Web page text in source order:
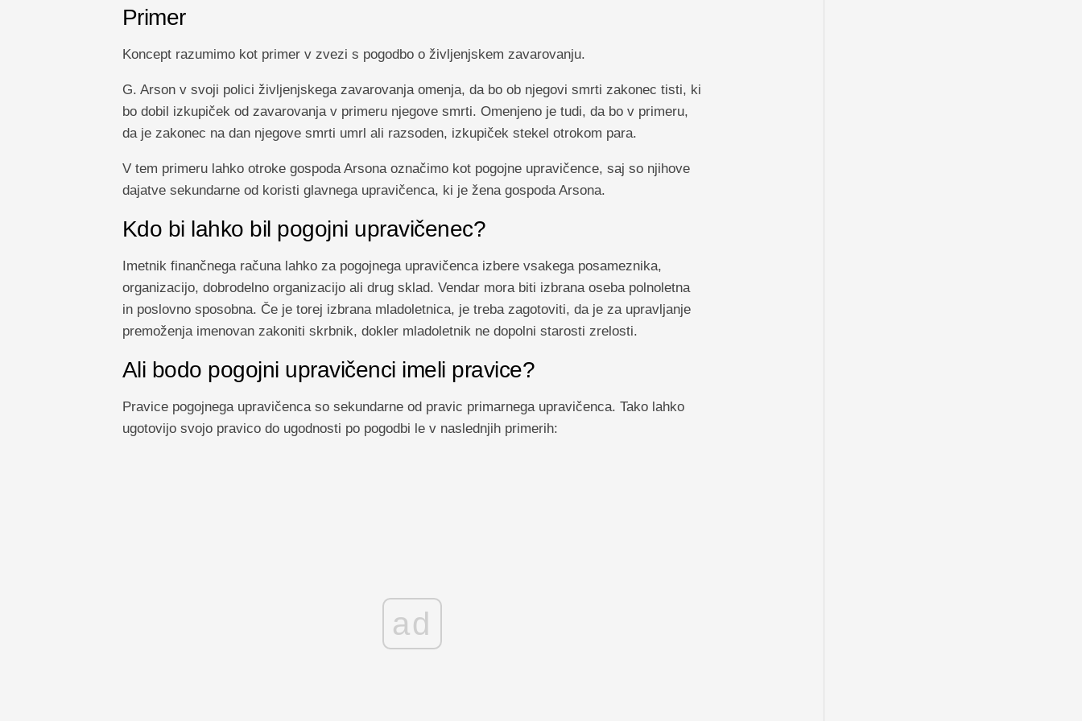
Primer
Koncept razumimo kot primer v zvezi s pogodbo o življenjskem zavarovanju.
G. Arson v svoji polici življenjskega zavarovanja omenja, da bo ob njegovi smrti zakonec tisti, ki
bo dobil izkupiček od zavarovanja v primeru njegove smrti. Omenjeno je tudi, da bo v primeru,
da je zakonec na dan njegove smrti umrl ali razsoden, izkupiček stekel otrokom para.
V tem primeru lahko otroke gospoda Arsona označimo kot pogojne upravičence, saj so njihove
dajatve sekundarne od koristi glavnega upravičenca, ki je žena gospoda Arsona.
Kdo bi lahko bil pogojni upravičenec?
Imetnik finančnega računa lahko za pogojnega upravičenca izbere vsakega posameznika,
organizacijo, dobrodelno organizacijo ali drug sklad. Vendar mora biti izbrana oseba polnoletna
in poslovno sposobna. Če je torej izbrana mladoletnica, je treba zagotoviti, da je za upravljanje
premoženja imenovan zakoniti skrbnik, dokler mladoletnik ne dopolni starosti zrelosti.
Ali bodo pogojni upravičenci imeli pravice?
Pravice pogojnega upravičenca so sekundarne od pravic primarnega upravičenca. Tako lahko
ugotovijo svojo pravico do ugodnosti po pogodbi le v naslednjih primerih:
ad